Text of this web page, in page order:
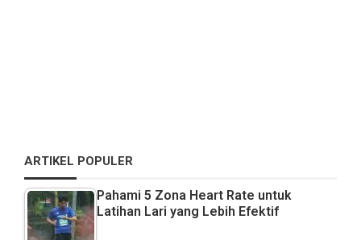
ARTIKEL POPULER
Pahami 5 Zona Heart Rate untuk
Latihan Lari yang Lebih Efektif